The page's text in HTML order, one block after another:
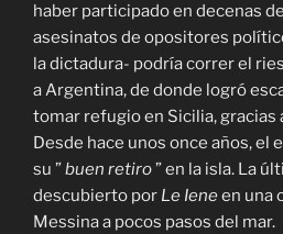
haber participado en decenas
asesinatos de opositores
la dictadura- podría correr el
a Argentina, de donde logró
tomar refugio en Sicilia, gracias
Desde hace unos once años, el
su ”buen retiro” en la isla. La
descubierto por Le Ieneen una
Messina a pocos pasos del mar.